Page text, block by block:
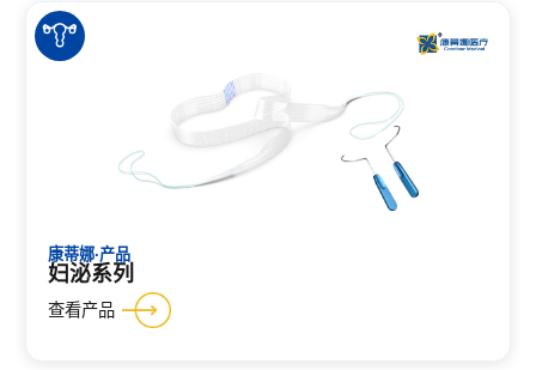
康蒂娜·产品
妇泌系列
查看产品